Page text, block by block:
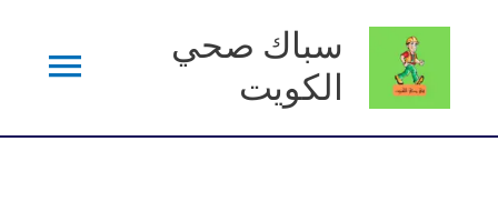
تخطي
المحتوى
سباك صحي
الكويت